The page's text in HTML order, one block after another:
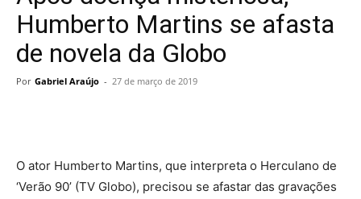
Humberto Martins se afasta
de novela da Globo
Por Gabriel Araújo - 27 de março de 2019
O ator Humberto Martins, que interpreta o Herculano de
‘Verão 90’ (TV Globo), precisou se afastar das gravações